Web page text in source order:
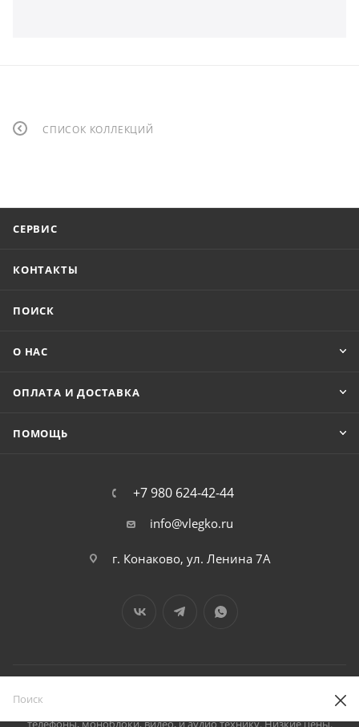
СПИСОК КОЛЛЕКЦИЙ
СЕРВИС
КОНТАКТЫ
ПОИСК
О НАС
ОПЛАТА И ДОСТАВКА
ПОМОЩЬ
+7 980 624-42-44
info@vlegko.ru
г. Конаково, ул. Ленина 7А
2026 © В Легко можно купить ноутбуки, планшеты, смартфоны,
телефоны, моноблоки, видео, и аудио технику. Низкие цены.